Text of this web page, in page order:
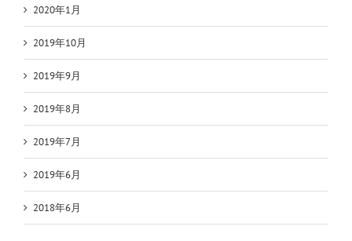
2020年1月
2019年10月
2019年9月
2019年8月
2019年7月
2019年6月
2018年6月